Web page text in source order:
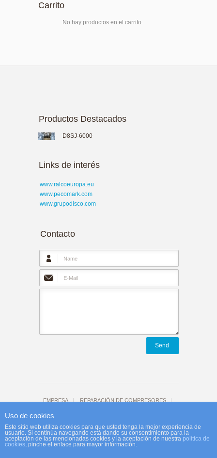
Carrito
No hay productos en el carrito.
Productos Destacados
D8SJ-6000
Links de interés
www.ralcoeuropa.eu
www.pecomark.com
www.grupodisco.com
Contacto
Send
EMPRESA
REPARACIÓN DE COMPRESORES
Uso de cookies
Este sitio web utiliza cookies para que usted tenga la mejor experiencia de
usuario. Si continúa navegando está dando su consentimiento para la
aceptación de las mencionadas cookies y la aceptación de nuestra política de
cookies, pinche el enlace para mayor información.